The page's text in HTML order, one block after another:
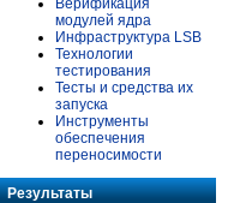
модулей ядра
Инфраструктура LSB
Технологии
тестирования
Тесты и средства их
запуска
Инструменты
обеспечения
переносимости
Результаты